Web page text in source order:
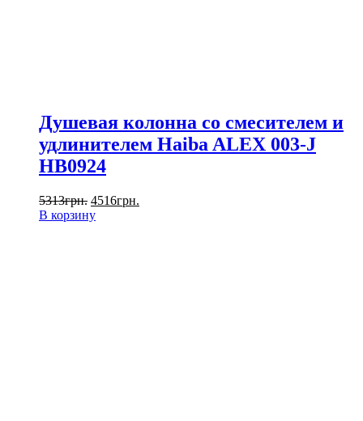
Душевая колонна со смесителем и
удлинителем Haiba ALEX 003-J
HB0924
5313грн. 4516грн.
В корзину